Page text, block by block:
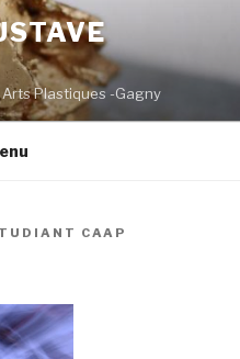
Plastiques -Gagny
CAAP